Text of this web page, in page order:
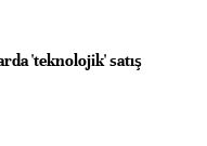
'teknolojik' satış